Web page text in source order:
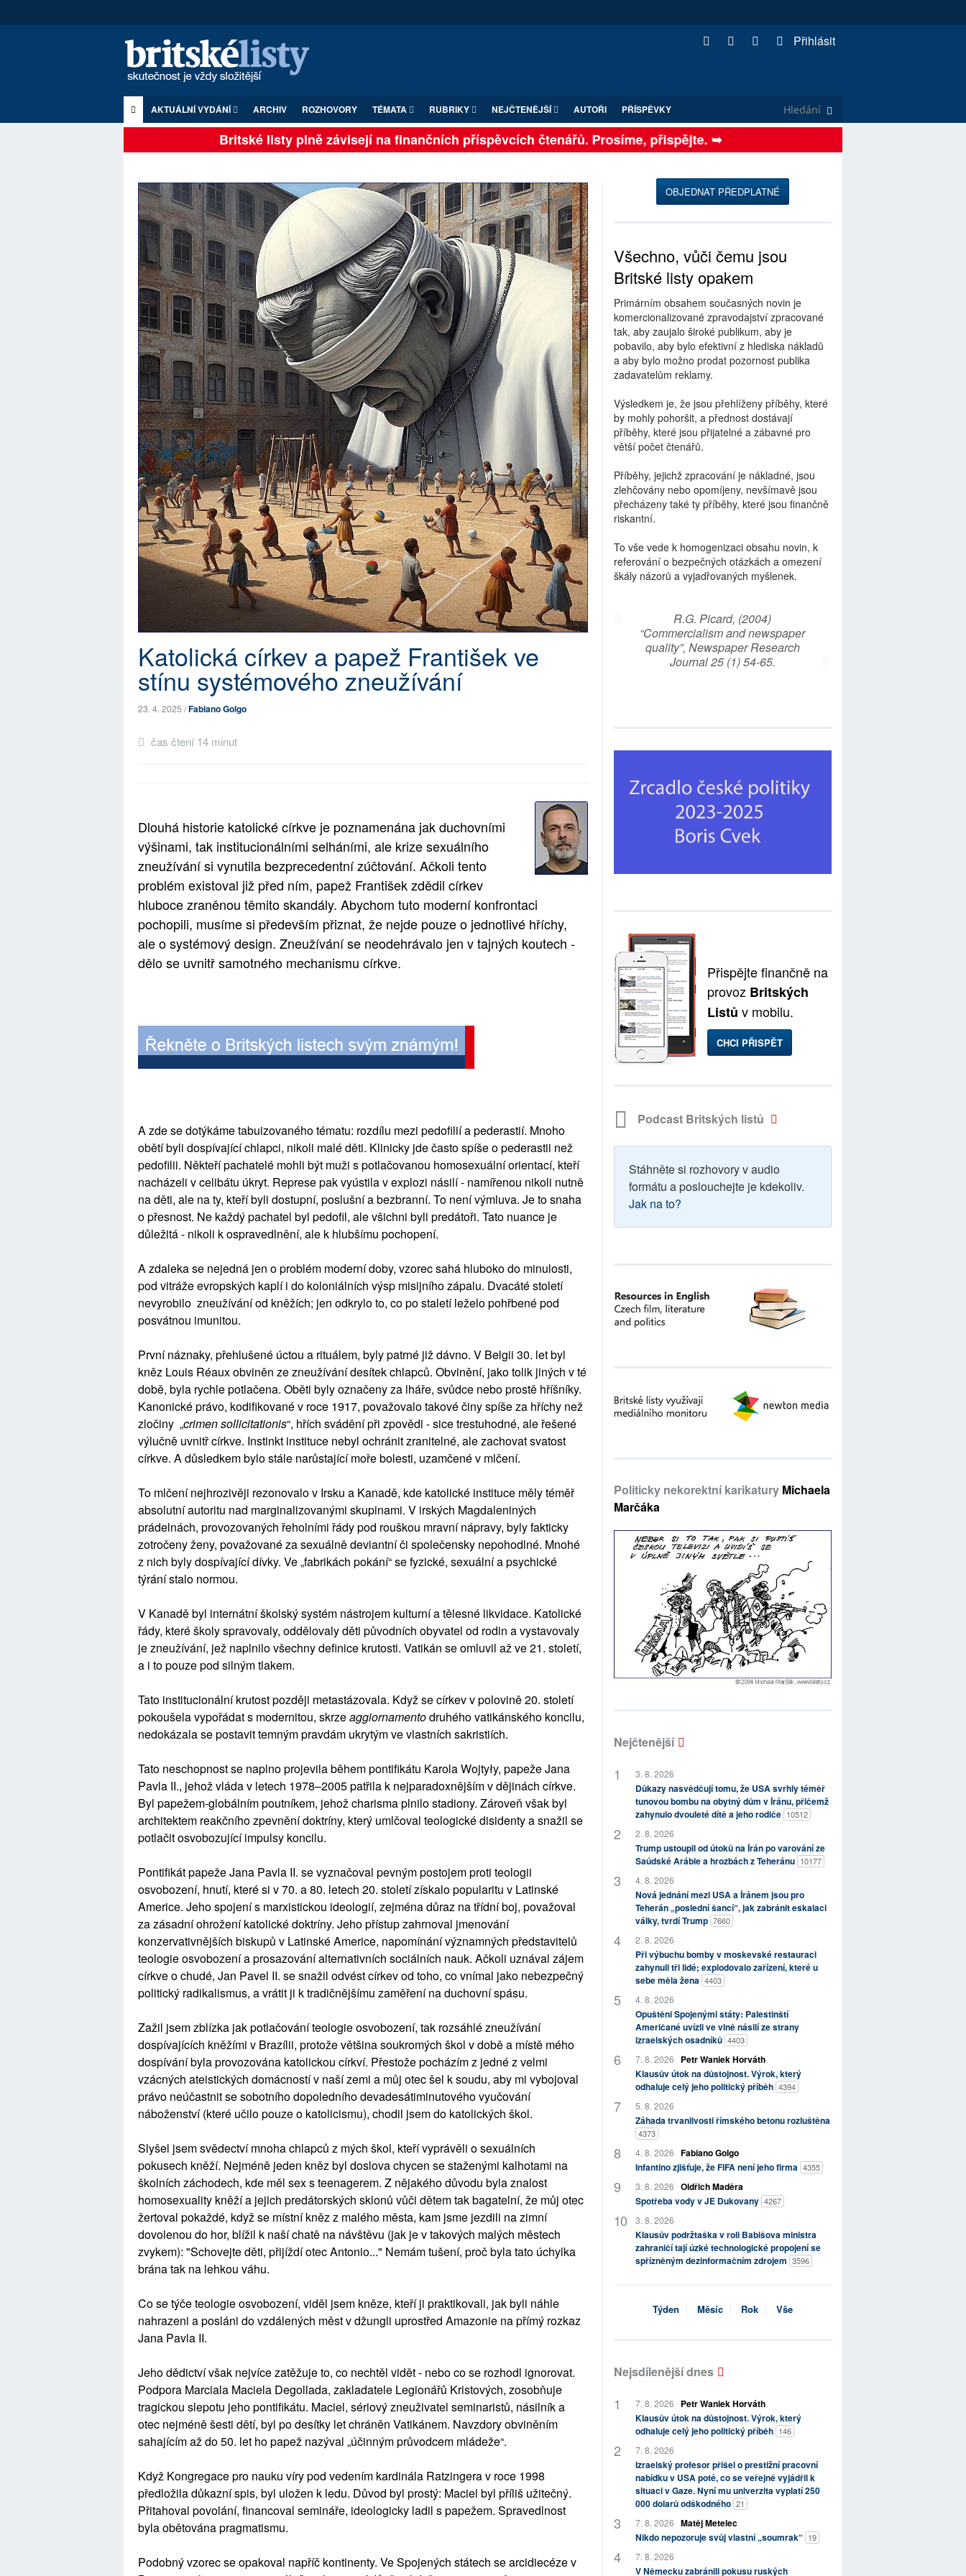
Přihlásit
AKTUÁLNÍ VYDÁNÍ ARCHIV ROZHOVORY TÉMATA RUBRIKY NEJČTENĚJŠÍ AUTOŘI PŘÍSPĚVKY
Britské listy plně závisejí na finančních příspěvcích čtenářů. Prosíme, přispějte. ➥
Katolická církev a papež František ve
stínu systémového zneužívání
23. 4. 2025 /Fabiano Golgo
čas čtení 14 minut
Dlouhá historie katolické církve je poznamenána jak duchovními
výšinami, tak institucionálními selháními, ale krize sexuálního
zneužívání si vynutila bezprecedentní zúčtování. Ačkoli tento
problém existoval již před ním, papež František zdědil církev
hluboce zraněnou těmito skandály. Abychom tuto moderní konfrontaci
pochopili, musíme si především přiznat, že nejde pouze o jednotlivé hříchy,
ale o systémový design. Zneužívání se neodehrávalo jen v tajných koutech -
dělo se uvnitř samotného mechanismu církve.
A zde se dotýkáme tabuizovaného tématu: rozdílu mezi pedofilií a pederastií. Mnoho
obětí byli dospívající chlapci, nikoli malé děti. Klinicky jde často spíše o pederastii než
pedofilii. Někteří pachatelé mohli být muži s potlačovanou homosexuální orientací, kteří
nacházeli v celibátu úkryt. Represe pak vyústila v explozi násilí - namířenou nikoli nutně
na děti, ale na ty, kteří byli dostupní, poslušní a bezbranní. To není výmluva. Je to snaha
o přesnost. Ne každý pachatel byl pedofil, ale všichni byli predátoři. Tato nuance je
důležitá - nikoli k ospravedlnění, ale k hlubšímu pochopení.
A zdaleka se nejedná jen o problém moderní doby, vzorec sahá hluboko do minulosti,
pod vitráže evropských kaplí i do koloniálních výsp misijního zápalu. Dvacáté století
nevyrobilo zneužívání od kněžích; jen odkrylo to, co po staletí leželo pohřbené pod
posvátnou imunitou.
První náznaky, přehlušené úctou a rituálem, byly patrné již dávno. V Belgii 30. let byl
kněz Louis Réaux obviněn ze zneužívání desítek chlapců. Obvinění, jako tolik jiných v té
době, byla rychle potlačena. Oběti byly označeny za lháře, svůdce nebo prostě hříšníky.
Kanonické právo, kodifikované v roce 1917, považovalo takové činy spíše za hříchy než
zločiny „crimen sollicitationis“, hřích svádění při zpovědi - sice trestuhodné, ale řešené
výlučně uvnitř církve. Instinkt instituce nebyl ochránit zranitelné, ale zachovat svatost
církve. A důsledkem bylo stále narůstající moře bolesti, uzamčené v mlčení.
To mlčení nejhrozivěji rezonovalo v Irsku a Kanadě, kde katolické instituce měly téměř
absolutní autoritu nad marginalizovanými skupinami. V irských Magdaleniných
prádelnách, provozovaných řeholními řády pod rouškou mravní nápravy, byly fakticky
zotročeny ženy, považované za sexuálně deviantní či společensky nepohodlné. Mnohé
z nich byly dospívající dívky. Ve „fabrikách pokání“ se fyzické, sexuální a psychické
týrání stalo normou.
V Kanadě byl internátní školský systém nástrojem kulturní a tělesné likvidace. Katolické
řády, které školy spravovaly, oddělovaly děti původních obyvatel od rodin a vystavovaly
je zneužívání, jež naplnilo všechny definice krutosti. Vatikán se omluvil až ve 21. století,
a i to pouze pod silným tlakem.
Tato institucionální krutost později metastázovala. Když se církev v polovině 20. století
pokoušela vypořádat s modernitou, skrzeaggiornamentodruhého vatikánského koncilu,
nedokázala se postavit temným pravdám ukrytým ve vlastních sakristiích.
Tato neschopnost se naplno projevila během pontifikátu Karola Wojtyły, papeže Jana
Pavla II., jehož vláda v letech 1978–2005 patřila k nejparadoxnějším v dějinách církve.
Byl papežem-globálním poutníkem, jehož charisma plnilo stadiony. Zároveň však byl
architektem reakčního zpevnění doktríny, který umlčoval teologické disidenty a snažil se
potlačit osvobozující impulsy koncilu.
Pontifikát papeže Jana Pavla II. se vyznačoval pevným postojem proti teologii
osvobození, hnutí, které si v 70. a 80. letech 20. století získalo popularitu v Latinské
Americe. Jeho spojení s marxistickou ideologií, zejména důraz na třídní boj, považoval
za zásadní ohrožení katolické doktríny. Jeho přístup zahrnoval jmenování
konzervativnějších biskupů v Latinské Americe, napomínání významných představitelů
teologie osvobození a prosazování alternativních sociálních nauk. Ačkoli uznával zájem
církve o chudé, Jan Pavel II. se snažil odvést církev od toho, co vnímal jako nebezpečný
politický radikalismus, a vrátit ji k tradičnějšímu zaměření na duchovní spásu.
Zažil jsem zblízka jak potlačování teologie osvobození, tak rozsáhlé zneužívání
dospívajících kněžími v Brazílii, protože většina soukromých škol v době a místě mého
dospívání byla provozována katolickou církví. Přestože pocházím z jedné z velmi
vzácných ateistických domácností v naší zemi a můj otec šel k soudu, aby mi vybojoval
právo neúčastnit se sobotního dopoledního devadesátiminutového vyučování
náboženství (které učilo pouze o katolicismu), chodil jsem do katolických škol.
Slyšel jsem svědectví mnoha chlapců z mých škol, kteří vyprávěli o sexuálních
pokusech kněží. Nejméně jeden kněz byl doslova chycen se staženými kalhotami na
školních záchodech, kde měl sex s teenagerem. Z nějakého důvodu byla znalost
homosexuality kněží a jejich predátorských sklonů vůči dětem tak bagatelní, že můj otec
žertoval pokaždé, když se místní kněz z malého města, kam jsme jezdili na zimní
dovolenou do hor, blížil k naší chatě na návštěvu (jak je v takových malých městech
zvykem): "Schovejte děti, přijíždí otec Antonio..." Nemám tušení, proč byla tato úchylka
brána tak na lehkou váhu.
Co se týče teologie osvobození, viděl jsem kněze, kteří ji praktikovali, jak byli náhle
nahrazeni a posláni do vzdálených měst v džungli uprostřed Amazonie na přímý rozkaz
Jana Pavla II.
Jeho dědictví však nejvíce zatěžuje to, co nechtěl vidět - nebo co se rozhodl ignorovat.
Podpora Marciala Maciela Degollada, zakladatele Legionářů Kristových, zosobňuje
tragickou slepotu jeho pontifikátu. Maciel, sériový zneuživatel seminaristů, násilník a
otec nejméně šesti dětí, byl po desítky let chráněn Vatikánem. Navzdory obviněním
sahajícím až do 50. let ho papež nazýval „účinným průvodcem mládeže“.
Když Kongregace pro nauku víry pod vedením kardinála Ratzingera v roce 1998
předložila důkazní spis, byl uložen k ledu. Důvod byl prostý: Maciel byl příliš užitečný.
Přitahoval povolání, financoval semináře, ideologicky ladil s papežem. Spravedlnost
byla obětována pragmatismu.
Podobný vzorec se opakoval napříč kontinenty. Ve Spojených státech se arcidiecéze v
OBJEDNAT PŘEDPLATNÉ
Všechno, vůči čemu jsou
Britské listy opakem
Primárním obsahem současných novin je
komercionalizované zpravodajství zpracované
tak, aby zaujalo široké publikum, aby je
pobavilo, aby bylo efektivní z hlediska nákladů
a aby bylo možno prodat pozornost publika
zadavatelům reklamy.
Výsledkem je, že jsou přehlíženy příběhy, které
by mohly pohoršit, a přednost dostávají
příběhy, které jsou přijatelné a zábavné pro
větší počet čtenářů.
Příběhy, jejichž zpracování je nákladné, jsou
zlehčovány nebo opomíjeny, nevšímavě jsou
přecházeny také ty příběhy, které jsou finančně
riskantní.
To vše vede k homogenizaci obsahu novin, k
referování o bezpečných otázkách a omezení
škály názorů a vyjadřovaných myšlenek.
R.G. Picard, (2004)
“Commercialism and newspaper
quality”, Newspaper Research
Journal 25 (1) 54-65.
Přispějte finančně na
provoz Britských
Listů v mobilu.
CHCI PŘISPĚT
Podcast Britských listů
Stáhněte si rozhovory v audio
formátu a poslouchejte je kdekoliv.
Jak na to?
Politicky nekorektní karikatury Michaela
Marčáka
Nejčtenější
3. 8. 2026
Důkazy nasvědčují tomu, že USA svrhly téměř
tunovou bombu na obytný dům v Íránu, přičemž
zahynulo dvouleté dítě a jeho rodiče 10512
2. 8. 2026
Trump ustoupil od útoků na Írán po varování ze
Saúdské Arábie a hrozbách z Teheránu 10177
4. 8. 2026
Nová jednání mezi USA a Íránem jsou pro
Teherán „poslední šancí“, jak zabránit eskalaci
války, tvrdí Trump 7660
2. 8. 2026
Při výbuchu bomby v moskevské restauraci
zahynuli tři lidé; explodovalo zařízení, které u
sebe měla žena 4403
4. 8. 2026
Opuštěni Spojenými státy: Palestinští
Američané uvízli ve vlně násilí ze strany
izraelských osadníků 4403
7. 8. 2026
Petr Waniek Horváth
Klausův útok na důstojnost. Výrok, který
odhaluje celý jeho politický příběh 4394
5. 8. 2026
Záhada trvanlivosti římského betonu rozluštěna
4373
4. 8. 2026 Fabiano Golgo
Infantino zjišťuje, že FIFA není jeho firma 4355
3. 8. 2026 Oldřich Maděra
Spotřeba vody v JE Dukovany 4267
3. 8. 2026
Klausův podržtaška v roli Babišova ministra
zahraničí tají úzké technologické propojení se
spřízněným dezinformačním zdrojem 3596
Týden Měsíc Rok Vše
Nejsdílenější dnes
7. 8. 2026
Petr Waniek Horváth
Klausův útok na důstojnost. Výrok, který
odhaluje celý jeho politický příběh 146
7. 8. 2026
Izraelský profesor přišel o prestižní pracovní
nabídku v USA poté, co se veřejně vyjádřil k
situaci v Gaze. Nyní mu univerzita vyplatí 250
000 dolarů odškodného 21
7. 8. 2026 Matěj Metelec
Nikdo nepozoruje svůj vlastní „soumrak“ 19
7. 8. 2026
V Německu zabránili pokusu ruských